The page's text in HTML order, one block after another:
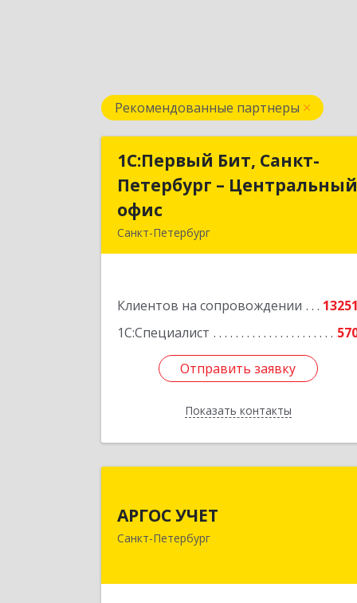
Рекомендованные партнеры
1С:Первый Бит, Санкт-
Петербург – Центральный
офис
Санкт-Петербург
Клиентов на сопровождении
13251
1С:Специалист
Отправить заявку
Показать контакты
1С:Первый Бит, Санкт-
Петербург – Центральный
Подробнее
Отправить заявку
Назад
АРГОС УЧЕТ
Санкт-Петербург
Конституции пл, дом № 7, оф.416